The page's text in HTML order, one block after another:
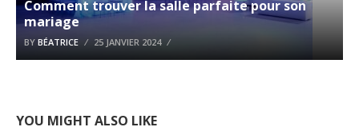
Comment trouver la salle parfaite pour son
mariage
BY BÉATRICE 25 JANVIER 2024
YOU MIGHT ALSO LIKE